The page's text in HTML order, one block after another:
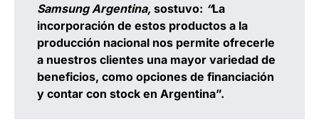
Samsung Argentina, sostuvo: “La
incorporación de estos productos a la
producción nacional nos permite ofrecerle
a nuestros clientes una mayor variedad de
beneficios, como opciones de financiación
y contar con stock en Argentina”.